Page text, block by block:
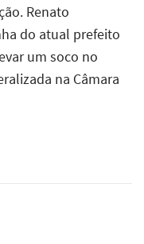
Renato
do atual prefeito
um soco no
na Câmara